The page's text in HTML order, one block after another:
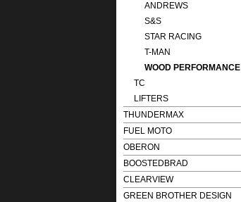
ANDREWS
S&S
STAR RACING
T-MAN
WOOD PERFORMANCE
TC
LIFTERS
THUNDERMAX
FUEL MOTO
OBERON
BOOSTEDBRAD
CLEARVIEW
GREEN BROTHER DESIGN